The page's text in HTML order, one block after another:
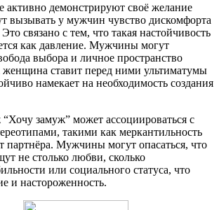
демонстрируют своё желание
вызывать у мужчин чувство дискомфорта
связано с тем, что такая настойчивость
как давление. Мужчины могут
выбора и личное пространство
женщина ставит перед ними ультиматумы
намекает на необходимость создания
замуж” может ассоциироваться с
такими как меркантильность
партнёра. Мужчины могут опасаться, что
не столько любви, сколько
или социального статуса, что
и настороженность.